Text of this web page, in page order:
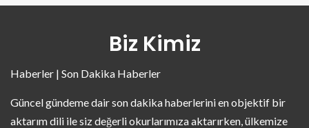
Biz Kimiz
Haberler | Son Dakika Haberler
Güncel gündeme dair son dakika haberlerini en objektif bir
aktarım dili ile siz değerli okurlarımıza aktarırken, ülkemize